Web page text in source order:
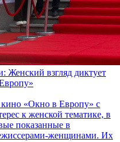
Женский взгляд диктует
кино «Окно в Европу» с
к женской тематике, в
показанные в
женщинами. Их